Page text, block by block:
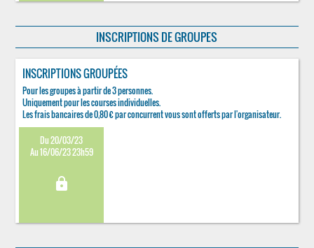
INSCRIPTIONS DE GROUPES
INSCRIPTIONS GROUPÉES
Pour les groupes à partir de 3 personnes.
Uniquement pour les courses individuelles.
Les frais bancaires de 0,80 € par concurrent vous sont offerts par l'organisateur.
Du 20/03/23
Au 16/06/23 23h59
lock